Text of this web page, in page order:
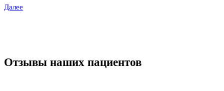
Далее
Отзывы наших пациентов